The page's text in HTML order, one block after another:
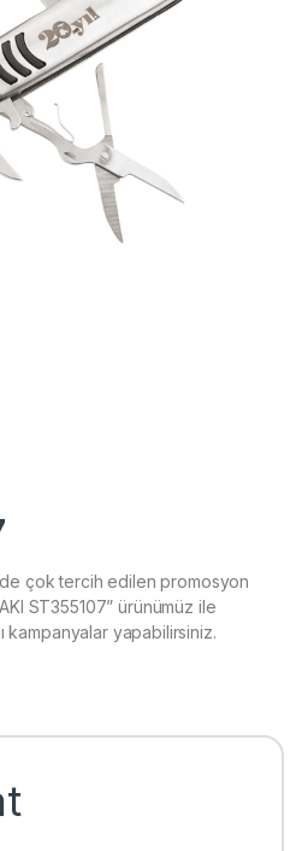
çok tercih edilen promosyon
ST355107” ürünümüz ile
kampanyalar yapabilirsiniz.